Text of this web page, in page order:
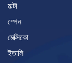
মাল্টা
স্পেন
মেক্সিকো
ইতালি